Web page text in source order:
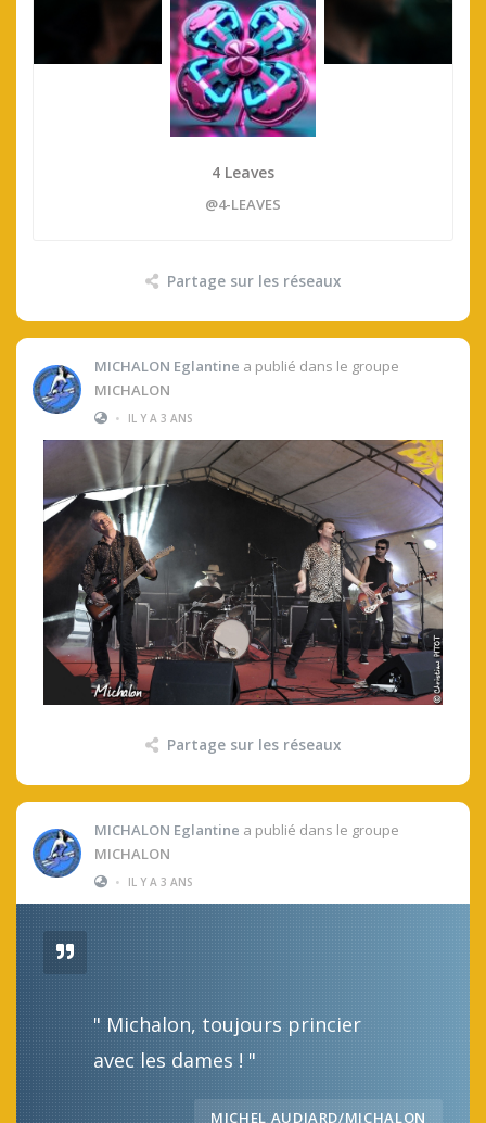
4 Leaves
@4-LEAVES
Partage sur les réseaux
MICHALON Eglantine a publié dans le groupe
MICHALON
•
IL Y A 3 ANS
Partage sur les réseaux
MICHALON Eglantine a publié dans le groupe
MICHALON
•
IL Y A 3 ANS
" Michalon, toujours princier
avec les dames ! "
MICHEL AUDIARD/MICHALON